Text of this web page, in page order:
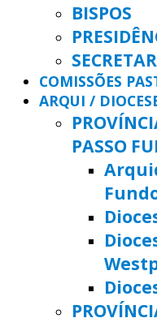
BISPOS
COMISSÕES
ARQUI /
PASSO